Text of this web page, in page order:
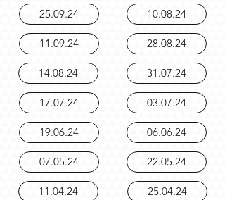
11.20.24 11.06.24
25.09.24 10.08.24
11.09.24 28.08.24
14.08.24 31.07.24
17.07.24 03.07.24
19.06.24 06.06.24
07.05.24 22.05.24